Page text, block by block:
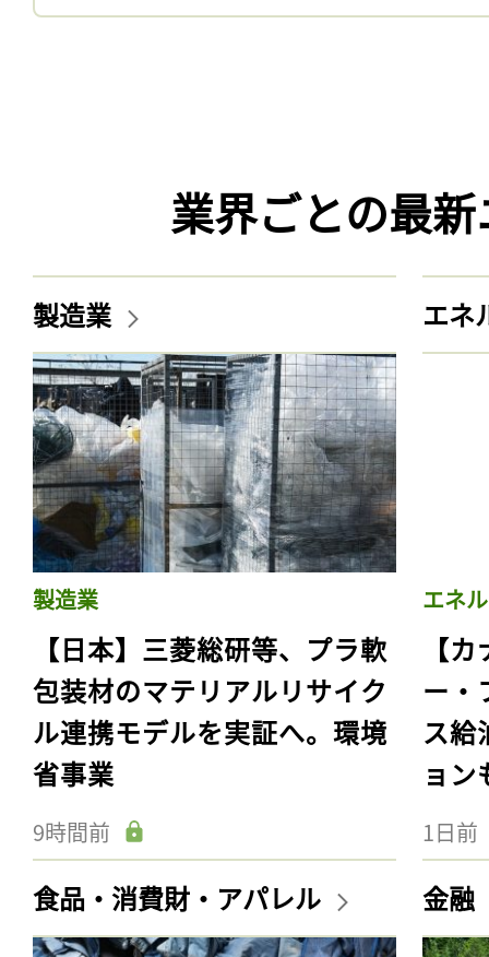
業界ごとの最
製造業
製造業
【日本】三菱総研等、プラ軟
包装材のマテリアルリサイク
ル連携モデルを実証へ。環境
省事業
9時間前
エネ
エネ
【
ー・
ス給
ョン
1日前
食品・消費財・アパレル 金融